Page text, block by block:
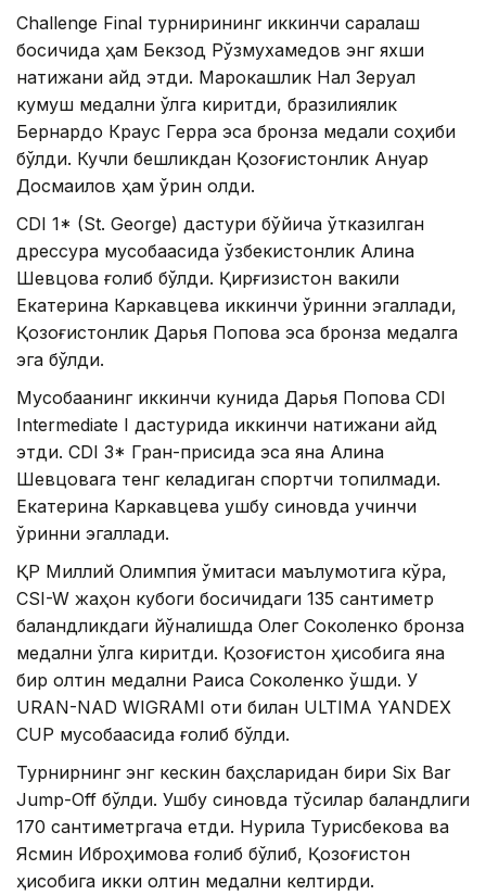
Challenge Final турнирининг иккинчи саралаш
босқичида ҳам Бекзод Рўзмухамедов энг яхши
натижани қайд этди. Марокашлик Нал Зеруал
кумуш медални қўлга киритди, бразилиялик
Бернардо Краус Герра эса бронза медали соҳиби
бўлди. Кучли бешликдан Қозоғистонлик Ануар
Досмаилов ҳам ўрин олди.
CDI 1* (St. George) дастури бўйича ўтказилган
дрессура мусобақасида ўзбекистонлик Алина
Шевцова ғолиб бўлди. Қирғизистон вакили
Екатерина Каркавцева иккинчи ўринни эгаллади,
Қозоғистонлик Дарья Попова эса бронза медалга
эга бўлди.
Мусобақанинг иккинчи кунида Дарья Попова CDI
Intermediate I дастурида иккинчи натижани қайд
этди. CDI 3* Гран-присида эса яна Алина
Шевцовага тенг келадиган спортчи топилмади.
Екатерина Каркавцева ушбу синовда учинчи
ўринни эгаллади.
ҚР Миллий Олимпия қўмитаси маълумотига кўра,
CSI-W жаҳон кубоги босқичидаги 135 сантиметр
баландликдаги йўналишда Олег Соколенко бронза
медални қўлга киритди. Қозоғистон ҳисобига яна
бир олтин медални Раиса Соколенко қўшди. У
URAN-NAD WIGRAMI оти билан ULTIMA YANDEX
CUP мусобақасида ғолиб бўлди.
Турнирнинг энг кескин баҳсларидан бири Six Bar
Jump-Off бўлди. Ушбу синовда тўсиқлар баландлиги
170 сантиметргача етди. Нурила Турисбекова ва
Ясмин Иброҳимова ғолиб бўлиб, Қозоғистон
ҳисобига икки олтин медални келтирди.